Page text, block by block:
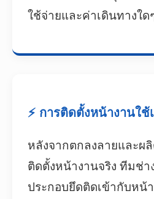
ใช้จ่ายและค่าเดินทางใด
⚡ การติดตั้งหน้างานใช้
หลังจากตกลงลายและผ
ติดตั้งหน้างานจริง ทีมช่า
ประกอบยึดติดเข้ากับหน้